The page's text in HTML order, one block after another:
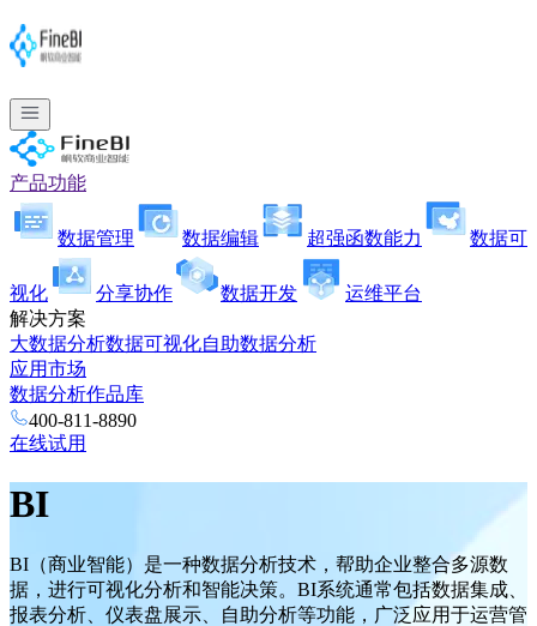
产品功能
数据管理 数据编辑 超强函数能力 数据可
视化 分享协作 数据开发
运维平台
解决方案
大数据分析数据可视化自助数据分析
应用市场
数据分析作品库
400-811-8890
在线试用
BI
BI（商业智能）是一种数据分析技术，帮助企业整合多源数
据，进行可视化分析和智能决策。BI系统通常包括数据集成、
报表分析、仪表盘展示、自助分析等功能，广泛应用于运营管